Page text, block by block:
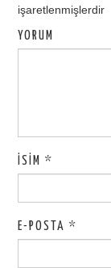
işaretlenmişlerdir
YORUM
İSIM*
E-POSTA*